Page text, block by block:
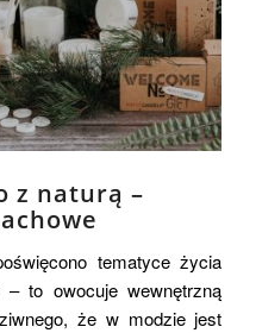
z naturą –
tematyce życia
to owocuje wewnętrzną
że w modzie jest